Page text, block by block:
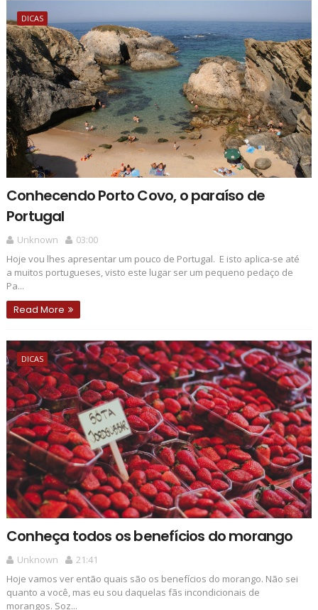
DICAS
Conhecendo Porto Covo, o paraíso de
Portugal
Unknown
03:00
Hoje vou lhes apresentar um pouco de Portugal. E isto aplica-se até
a muitos portugueses, visto este lugar ser um pequeno pedaço de
Pa...
Read More
DICAS
Conheça todos os benefícios do morango
Unknown
21:41
Hoje vamos ver então quais são os benefícios do morango. Não sei
quanto a você, mas eu sou daquelas fãs incondicionais de
morangos. Soz...